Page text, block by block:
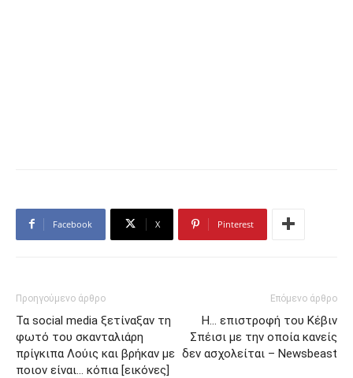
Facebook X Pinterest
Προηγούμενο άρθρο
Τα social media ξετίναξαν τη
φωτό του σκανταλιάρη
πρίγκιπα Λούις και βρήκαν με
ποιον είναι… κόπια [εικόνες]
Επόμενο άρθρο
Η… επιστροφή του Κέβιν
Σπέισι με την οποία κανείς
δεν ασχολείται – Newsbeast